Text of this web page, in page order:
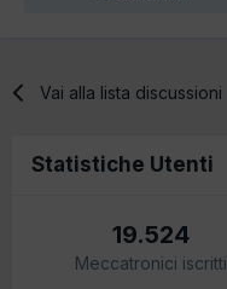
Vai alla lista discussioni
Statistiche Utenti
19.524
Meccatronici iscritti